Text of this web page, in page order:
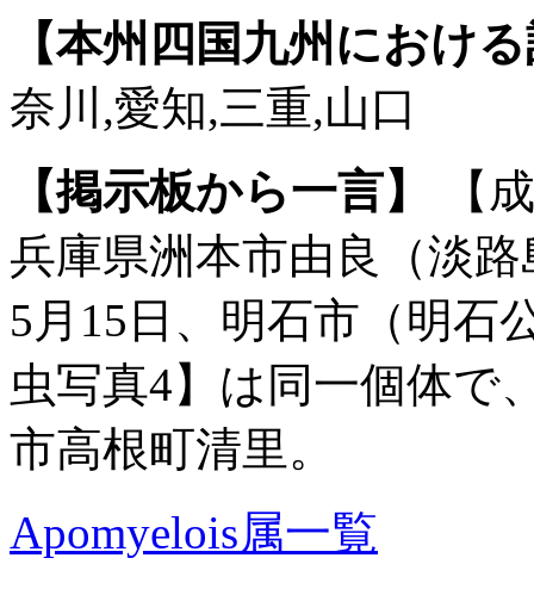
【本州四国九州におけ
奈川,愛知,三重,山口
【掲示板から一言】
【
兵庫県洲本市由良（淡
5月15日、明石市（明石
虫写真4】は同一個体で
市高根町清里。
Apomyelois属一覧